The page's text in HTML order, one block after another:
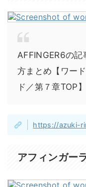
AFFINGER6の
方まとめ【ワー
ド／第７章TOP】
https://azuki-
アフィンガー